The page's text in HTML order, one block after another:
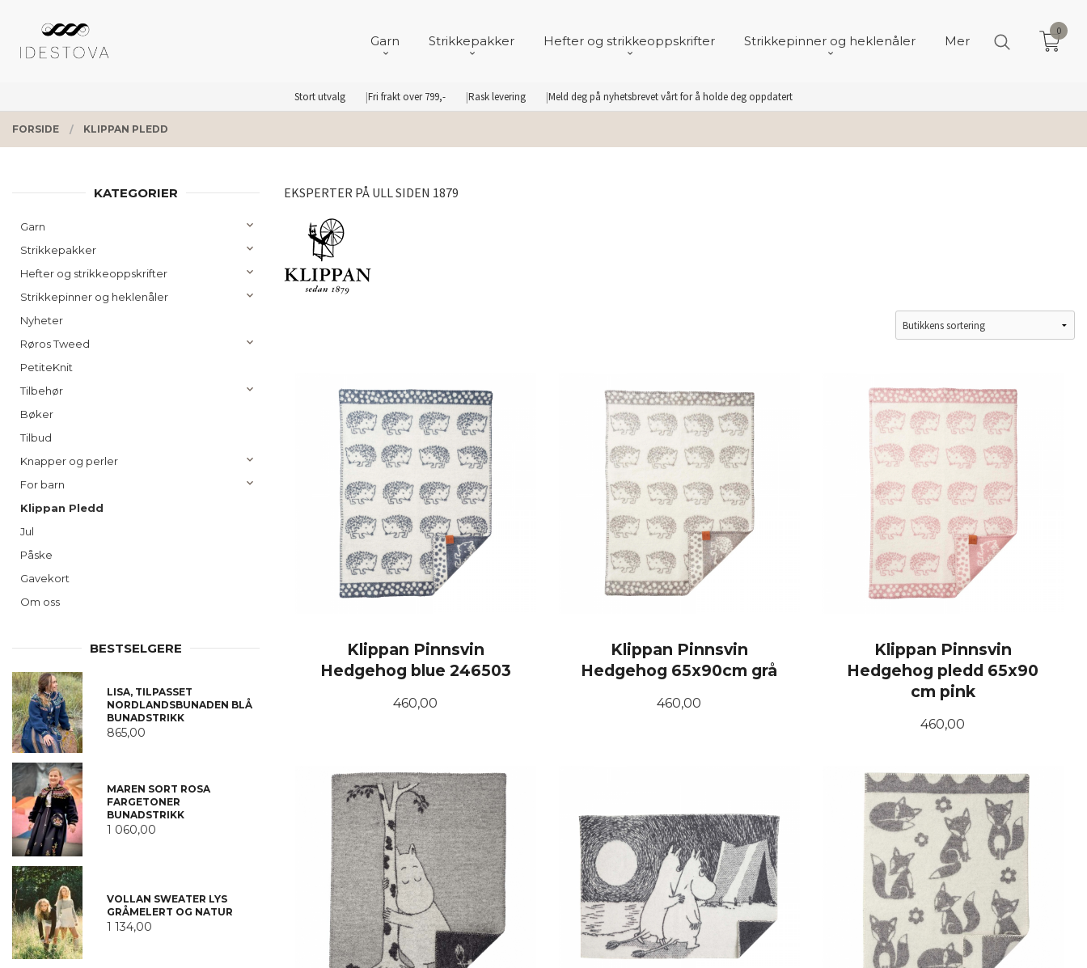
innholdet
Stort utvalg Fri frakt over 799,- Rask levering Meld deg på nyhetsbrevet vårt for å holde deg oppdatert
PRODUKTER
Garn Strikkepakker Hefter og strikkeoppskrifter Strikkepinner og heklenåler Mer
0
FORSIDE KLIPPAN PLEDD
EKSPERTER PÅ ULL SIDEN 1879
Klippan Pinnsvin
Hedgehog blue 246503
Pris
460,00
Klippan Pinnsvin
Hedgehog 65x90cm grå
Pris
460,00
Klippan Pinnsvin
Hedgehog pledd 65x90
cm pink
Pris
460,00
KATEGORIER
Garn
Strikkepakker
Hefter og strikkeoppskrifter
Strikkepinner og heklenåler
Nyheter
Røros Tweed
PetiteKnit
Tilbehør
Bøker
Tilbud
Knapper og perler
For barn
Klippan Pledd
Jul
Påske
Gavekort
Om oss
BESTSELGERE
LISA, TILPASSET
NORDLANDSBUNADEN BLÅ
BUNADSTRIKK
865,00
MAREN SORT ROSA
FARGETONER
BUNADSTRIKK
1 060,00
VOLLAN SWEATER LYS
GRÅMELERT OG NATUR
1 134,00